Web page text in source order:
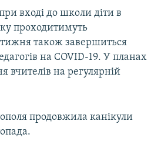
вході до школи діти в
проходитимуть
також завершиться
на COVID-19. У планах
вчителів на регулярній
продовжила канікули